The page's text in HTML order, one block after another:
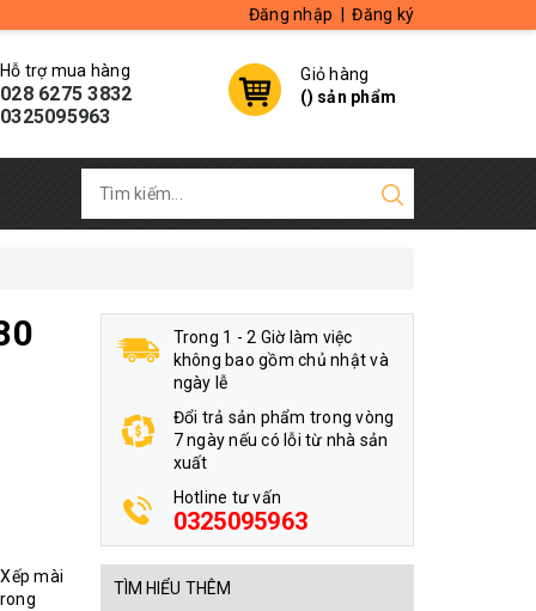
Đăng nhập Đăng ký
Hỗ trợ mua hàng
028 6275 3832
0325095963
Giỏ hàng
() sản phẩm
mài
Trong 1 - 2 Giờ làm việc
không bao gồm chủ nhật và
ngày lễ
Đổi trả sản phẩm trong vòng
7 ngày nếu có lỗi từ nhà sản
xuất
Hotline tư vấn
0325095963
TÌM HIỂU THÊM